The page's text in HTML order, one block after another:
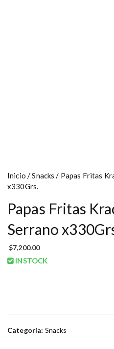
Inicio /Snacks / Papas Fritas
x330Grs.
Papas Fritas
Serrano
$7,200.00
INSTOCK
Categoría: Snacks